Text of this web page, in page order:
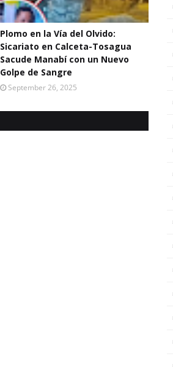
Plomo en la Vía del Olvido:
Sicariato en Calceta-Tosagua
Sacude Manabí con un Nuevo
Golpe de Sangre
September 26, 2025